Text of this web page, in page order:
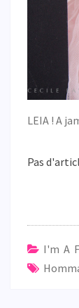
LEIA ! A
Pas
I'm A